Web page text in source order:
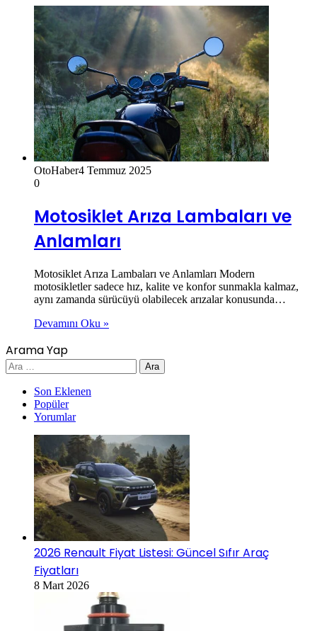
OtoHaber4 Temmuz 2025
0
Motosiklet Arıza Lambaları ve
Anlamları
Motosiklet Arıza Lambaları ve Anlamları Modern
motosikletler sadece hız, kalite ve konfor sunmakla kalmaz,
aynı zamanda sürücüyü olabilecek arızalar konusunda…
Devamını Oku »
Arama Yap
Arama:
Son Eklenen
Popüler
Yorumlar
2026 Renault Fiyat Listesi: Güncel Sıfır Araç
Fiyatları
8 Mart 2026